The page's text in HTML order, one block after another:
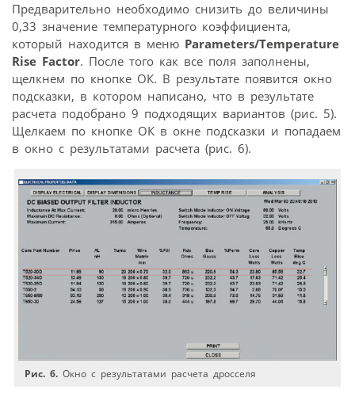
Предварительно необходимо снизить до величины
0,33 значение температурного коэффициента,
который находится в меню Parameters/Temperature
Rise Factor. После того как все поля заполнены,
щелкнем по кнопке ОК. В результате появится окно
подсказки, в котором написано, что в результате
расчета подобрано 9 подходящих вариантов (рис. 5).
Щелкаем по кнопке ОК в окне подсказки и попадаем
в окно с результатами расчета (рис. 6).
Рис. 6. Окно с результатами расчета дросселя